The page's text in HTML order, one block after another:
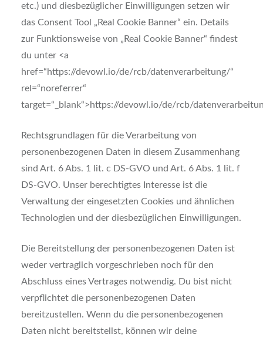
etc.) und diesbezüglicher Einwilligungen setzen wir
das Consent Tool „Real Cookie Banner“ ein. Details
zur Funktionsweise von „Real Cookie Banner“ findest
du unter <a
href=“https://devowl.io/de/rcb/datenverarbeitung/“
rel=“noreferrer“
target=“_blank“>https://devowl.io/de/rcb/
Rechtsgrundlagen für die Verarbeitung von
personenbezogenen Daten in diesem Zusammenhang
sind Art. 6 Abs. 1 lit. c DS-GVO und Art. 6 Abs. 1 lit. f
DS-GVO. Unser berechtigtes Interesse ist die
Verwaltung der eingesetzten Cookies und ähnlichen
Technologien und der diesbezüglichen Einwilligungen.
Die Bereitstellung der personenbezogenen Daten ist
weder vertraglich vorgeschrieben noch für den
Abschluss eines Vertrages notwendig. Du bist nicht
verpflichtet die personenbezogenen Daten
bereitzustellen. Wenn du die personenbezogenen
Daten nicht bereitstellst, können wir deine